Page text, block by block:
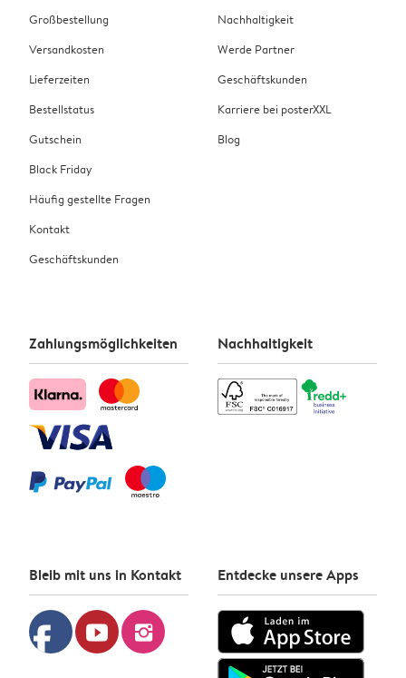
Großbestellung
Versandkosten
Lieferzeiten
Bestellstatus
Gutschein
Black Friday
Häufig gestellte Fragen
Kontakt
Geschäftskunden
Nachhaltigkeit
Werde Partner
Geschäftskunden
Karriere bei posterXXL
Blog
Zahlungsmöglichkeiten Nachhaltigkeit
Bleib mit uns in Kontakt
facebook youtube instagram
Entdecke unsere Apps